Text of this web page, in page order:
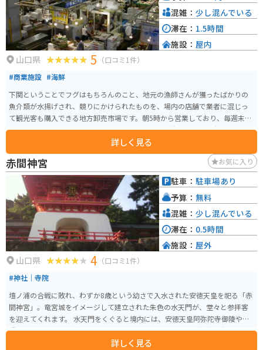
山口県 5 （口コミ1件）
#商業施設 #海鮮
下関ということでフグはもちろんのこと、地元の漁師さんが獲ったばかりの
魚介類が水揚げされ、競りにかけられたものを、場内の店舗で業者に混じっ
て観光客も購入できる地方卸売市場です。朝5時から営業しており、毎週末
（金曜～日曜）と祝日に開催される「活きいき馬関街」という屋台イベント
では、にぎり寿司、海鮮丼、揚げたてのフライ、フク汁が並ぶ海鮮屋台が並
びます。
詳しく見る
混雑： 少し混んでいる
滞在： 1.5時間
施設： 屋内
赤間神宮 お気に入り
山口県 4 （口コミ1件）
#神社｜寺院
壇ノ浦の合戦に敗れ、わずか8歳という幼さで入水された安徳天皇を祀る「赤
間神宮」。竜宮城をイメージして建立された朱色の水天門が、堂々と参拝客
を迎えてくれます。 水天門をくぐると境内には、安徳天皇阿弥陀寺御陵や貴
重な資料を展示した宝物殿などがあります。目の前には関門海峡が広がって
詳しく見る
駐車： 駐車場あり
予算： 無料
混雑： 少し混んでいる
滞在： 0.5時間
施設： 屋外